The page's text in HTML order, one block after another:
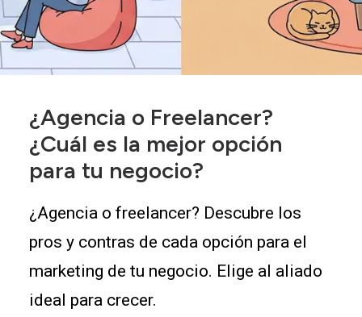
¿Agencia o Freelancer?
¿Cuál es la mejor opción
para tu negocio?
¿Agencia o freelancer? Descubre los
pros y contras de cada opción para el
marketing de tu negocio. Elige al aliado
ideal para crecer.